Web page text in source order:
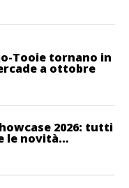
Tooie tornano in
a ottobre
2026: tutti
le novità